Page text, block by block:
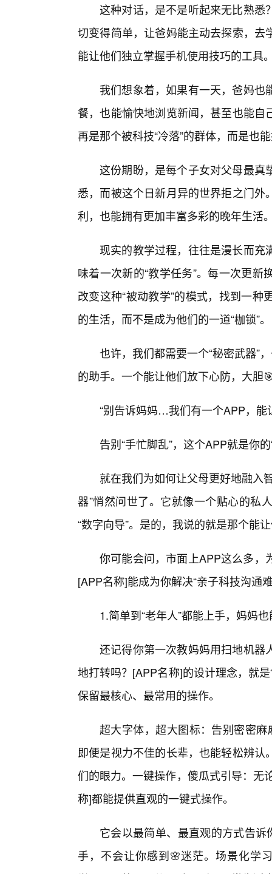
这种对话，是不是听起来无比熟悉
切变得简单，让爸妈能主动去探索，
能让他们独立掌握手机使用技巧的工具
我们想象着，如果有一天，爸妈
餐，也能愉快地浏览新闻，甚至也能
再是那个被科技“冷落”的群体，而是也
这份期盼，是每个子女对父母最真
悉，而被这个日新月异的世界拒之门
利，也能拥有更加丰富多彩的晚年生活
现实的教学过程，往往是漫长而充
味着一次新的“教学任务”。每一次更
改变这种“被动教学”的模式，找到一
的生活，而不是成为他们的一道“枷锁”。
也许，我们都需要一个“秘密武器”
的助手。一个能让他们放下心防，大胆
“别告诉妈妈…我们有一个APP，能
告别“手忙脚乱”，这个APP就是你
就在我们为如何让父母更好地融入
器”悄然问世了。它就像一个贴心的私
“数字向导”。是的，我说的就是那个能
你可能会问，市面上APP这么多，
[APP名称]能成为你解决“亲子科技沟通
1.简单到“老年人”都能上手，妈妈
还记得你第一次教妈妈用扫地机器
地打转吗？[APP名称]的设计理念，就
保留最核心、最常用的操作。
超大字体，超大图标：告别密密
即便是视力不佳的长辈，也能轻松辨
们的眼力。一键操作，傻瓜式引导：无
称]都能提供直观的一键式操作。
它会以最简单、最直观的方式告诉
手，不会让你感到🌸迷茫。场景化学